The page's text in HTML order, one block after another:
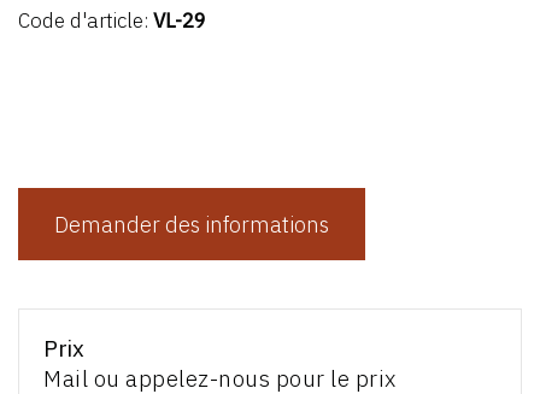
Code d'article: VL-29
Demander des informations
Prix
Mail ou appelez-nous pour le prix